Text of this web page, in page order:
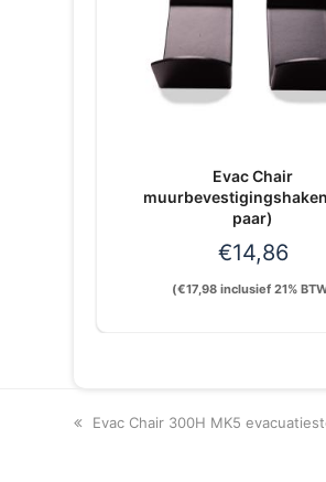
Evac Chair
paar)
€14,86
(€17,98 inclusief 21%
previous
Evac Chair 300H MK5